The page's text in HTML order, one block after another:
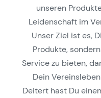
unseren
Leidenschaft im
Unser Ziel ist es,
Produkte,
Service zu bieten,
Dein
Deitert hast Du